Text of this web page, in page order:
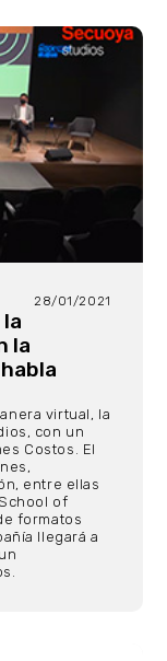
28/01/2021
la
virtual, la
con un
Costos. El
entre ellas
of
formatos
llegará a